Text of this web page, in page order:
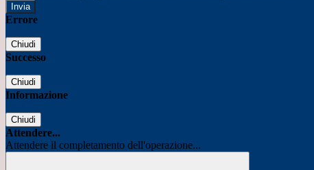
Errore
Chiudi
Successo
Chiudi
Informazione
Chiudi
Attendere...
Attendere il completamento dell'operazione...